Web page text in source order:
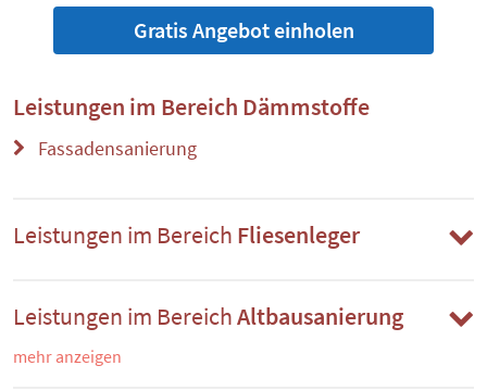
Gratis Angebot einholen
Leistungen im Bereich Dämmstoffe
Fassadensanierung
Leistungen im Bereich Fliesenleger
Leistungen im BereichAltbausanierung
mehr anzeigen